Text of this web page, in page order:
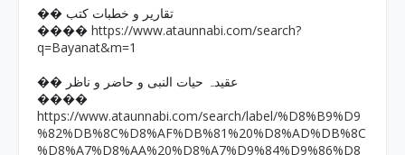
�� تقاریر و خطبات کتب
���� https://www.ataunnabi.com/search?
q=Bayanat&m=1
�� عقیدہ حیات النبی و حاضر و ناظر
����
https://www.ataunnabi.com/search/label/%D8%B9%D9
%82%DB%8C%D8%AF%DB%81%20%D8%AD%DB%8C
%D8%A7%D8%AA%20%D8%A7%D9%84%D9%86%D8